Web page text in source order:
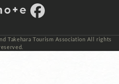
Facebook
Takehara Tourism Association All rights